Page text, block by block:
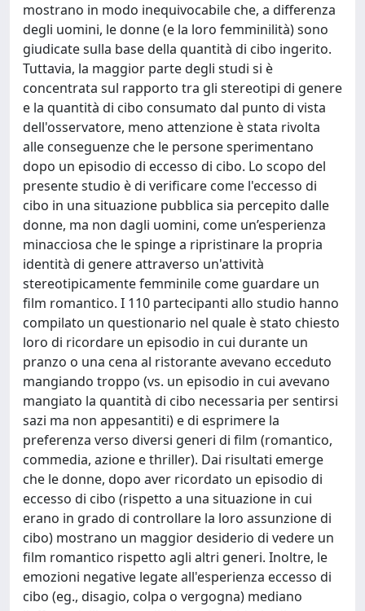
mostrano in modo inequivocabile che, a differenza
degli uomini, le donne (e la loro femminilità) sono
giudicate sulla base della quantità di cibo ingerito.
Tuttavia, la maggior parte degli studi si è
concentrata sul rapporto tra gli stereotipi di genere
e la quantità di cibo consumato dal punto di vista
dell'osservatore, meno attenzione è stata rivolta
alle conseguenze che le persone sperimentano
dopo un episodio di eccesso di cibo. Lo scopo del
presente studio è di verificare come l'eccesso di
cibo in una situazione pubblica sia percepito dalle
donne, ma non dagli uomini, come un’esperienza
minacciosa che le spinge a ripristinare la propria
identità di genere attraverso un'attività
stereotipicamente femminile come guardare un
film romantico. I 110 partecipanti allo studio hanno
compilato un questionario nel quale è stato chiesto
loro di ricordare un episodio in cui durante un
pranzo o una cena al ristorante avevano ecceduto
mangiando troppo (vs. un episodio in cui avevano
mangiato la quantità di cibo necessaria per sentirsi
sazi ma non appesantiti) e di esprimere la
preferenza verso diversi generi di film (romantico,
commedia, azione e thriller). Dai risultati emerge
che le donne, dopo aver ricordato un episodio di
eccesso di cibo (rispetto a una situazione in cui
erano in grado di controllare la loro assunzione di
cibo) mostrano un maggior desiderio di vedere un
film romantico rispetto agli altri generi. Inoltre, le
emozioni negative legate all'esperienza eccesso di
cibo (eg., disagio, colpa o vergogna) mediano